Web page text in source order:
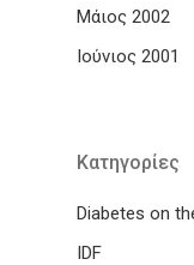
Μάιος 2002
Ιούνιος 2001
Kατηγορίες
Diabetes on
IDF